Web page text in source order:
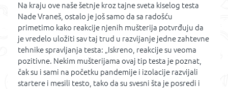
Na kraju ove naše šetnje kroz tajne sveta kiselog testa
Nade Vraneš, ostalo je još samo da sa radošću
primetimo kako reakcije njenih mušterija potvrđuju da
je vredelo uložiti sav taj trud u razvijanje jedne zahtevne
tehnike spravljanja testa: „Iskreno, reakcije su veoma
pozitivne. Nekim mušterijama ovaj tip testa je poznat,
čak su i sami na početku pandemije i izolacije razvijali
startere i mesili testo, tako da su svesni šta je posredi i